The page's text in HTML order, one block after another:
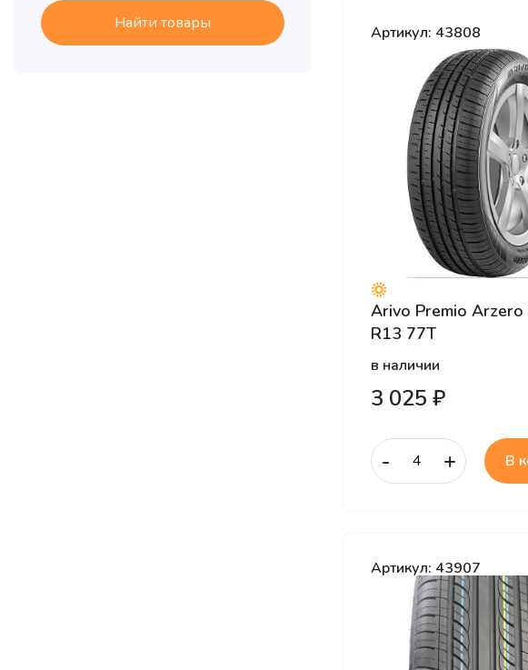
DoubleStar
Dunlop
Найти товары Артикул: 43808
Arivo Premio
R13 77T
в наличии
3 025 ₽
- + В
Артикул: 43907